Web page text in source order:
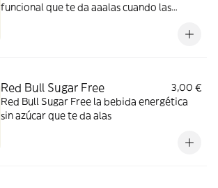
funcional que te da aaalas cuando las
Red Bull Sugar Free
3,00 €
Red Bull Sugar Free la bebida energética
sin azúcar que te da alas